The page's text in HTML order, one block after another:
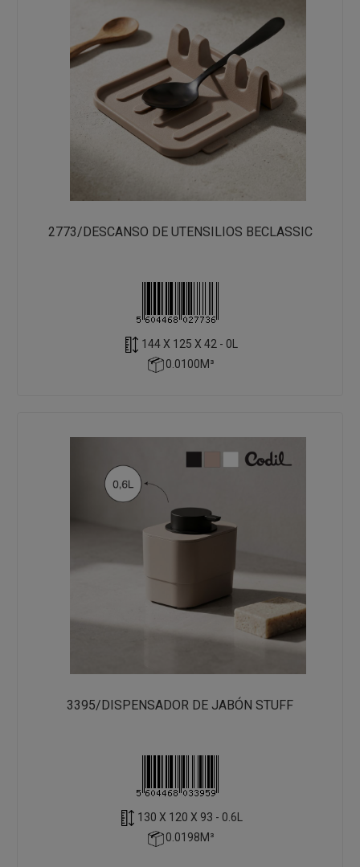
2773/DESCANSO DE UTENSILIOS BECLASSIC
144 X 125 X 42 - 0L
0.0100M³
3395/DISPENSADOR DE JABÓN STUFF
130 X 120 X 93 - 0.6L
0.0198M³